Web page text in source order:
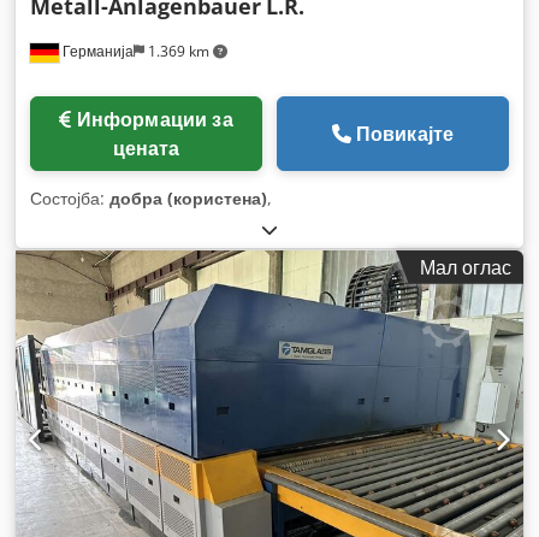
Германија 1.369 km
цената
Повикајте
Состојба: добра (користена),
Мал оглас